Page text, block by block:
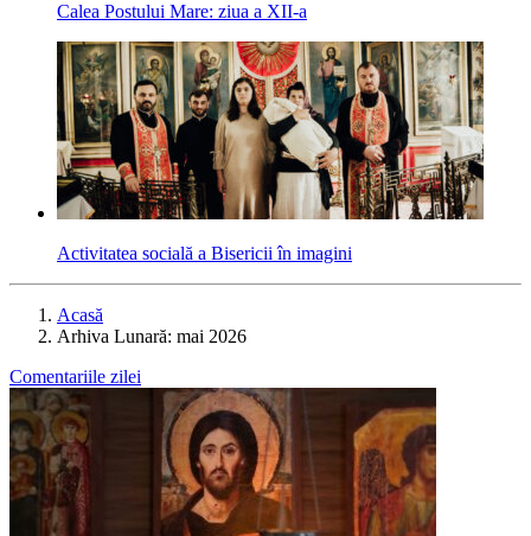
Calea Postului Mare: ziua a XII-a
Activitatea socială a Bisericii în imagini
Acasă
Arhiva Lunară: mai 2026
Comentariile zilei